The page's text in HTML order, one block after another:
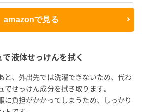
amazonで見る
液体せっけんを拭く
と、外出先では洗濯できないため、代わ
でせっけん成分を拭き取ります。
に負担がかかってしまうため、しっかり